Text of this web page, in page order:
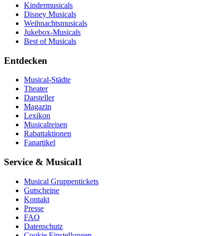
Kindermusicals
Disney Musicals
Weihnachtsmusicals
Jukebox-Musicals
Best of Musicals
Entdecken
Musical-Städte
Theater
Darsteller
Magazin
Lexikon
Musicalreisen
Rabattaktionen
Fanartikel
Service & Musical1
Musical Gruppentickets
Gutscheine
Kontakt
Presse
FAQ
Datenschutz